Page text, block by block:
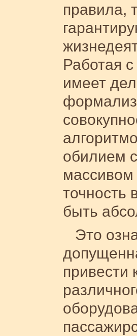
правила,
Работая
имеет
обилием
точность
быть
Это
привести